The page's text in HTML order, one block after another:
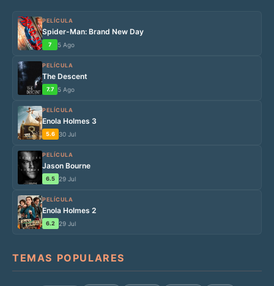
PELÍCULA
Spider-Man: Brand New Day
7 5 Ago
PELÍCULA
The Descent
7.7 5 Ago
PELÍCULA
Enola Holmes 3
5.6 30 Jul
PELÍCULA
Jason Bourne
6.5 29 Jul
PELÍCULA
Enola Holmes 2
6.2 29 Jul
TEMAS POPULARES